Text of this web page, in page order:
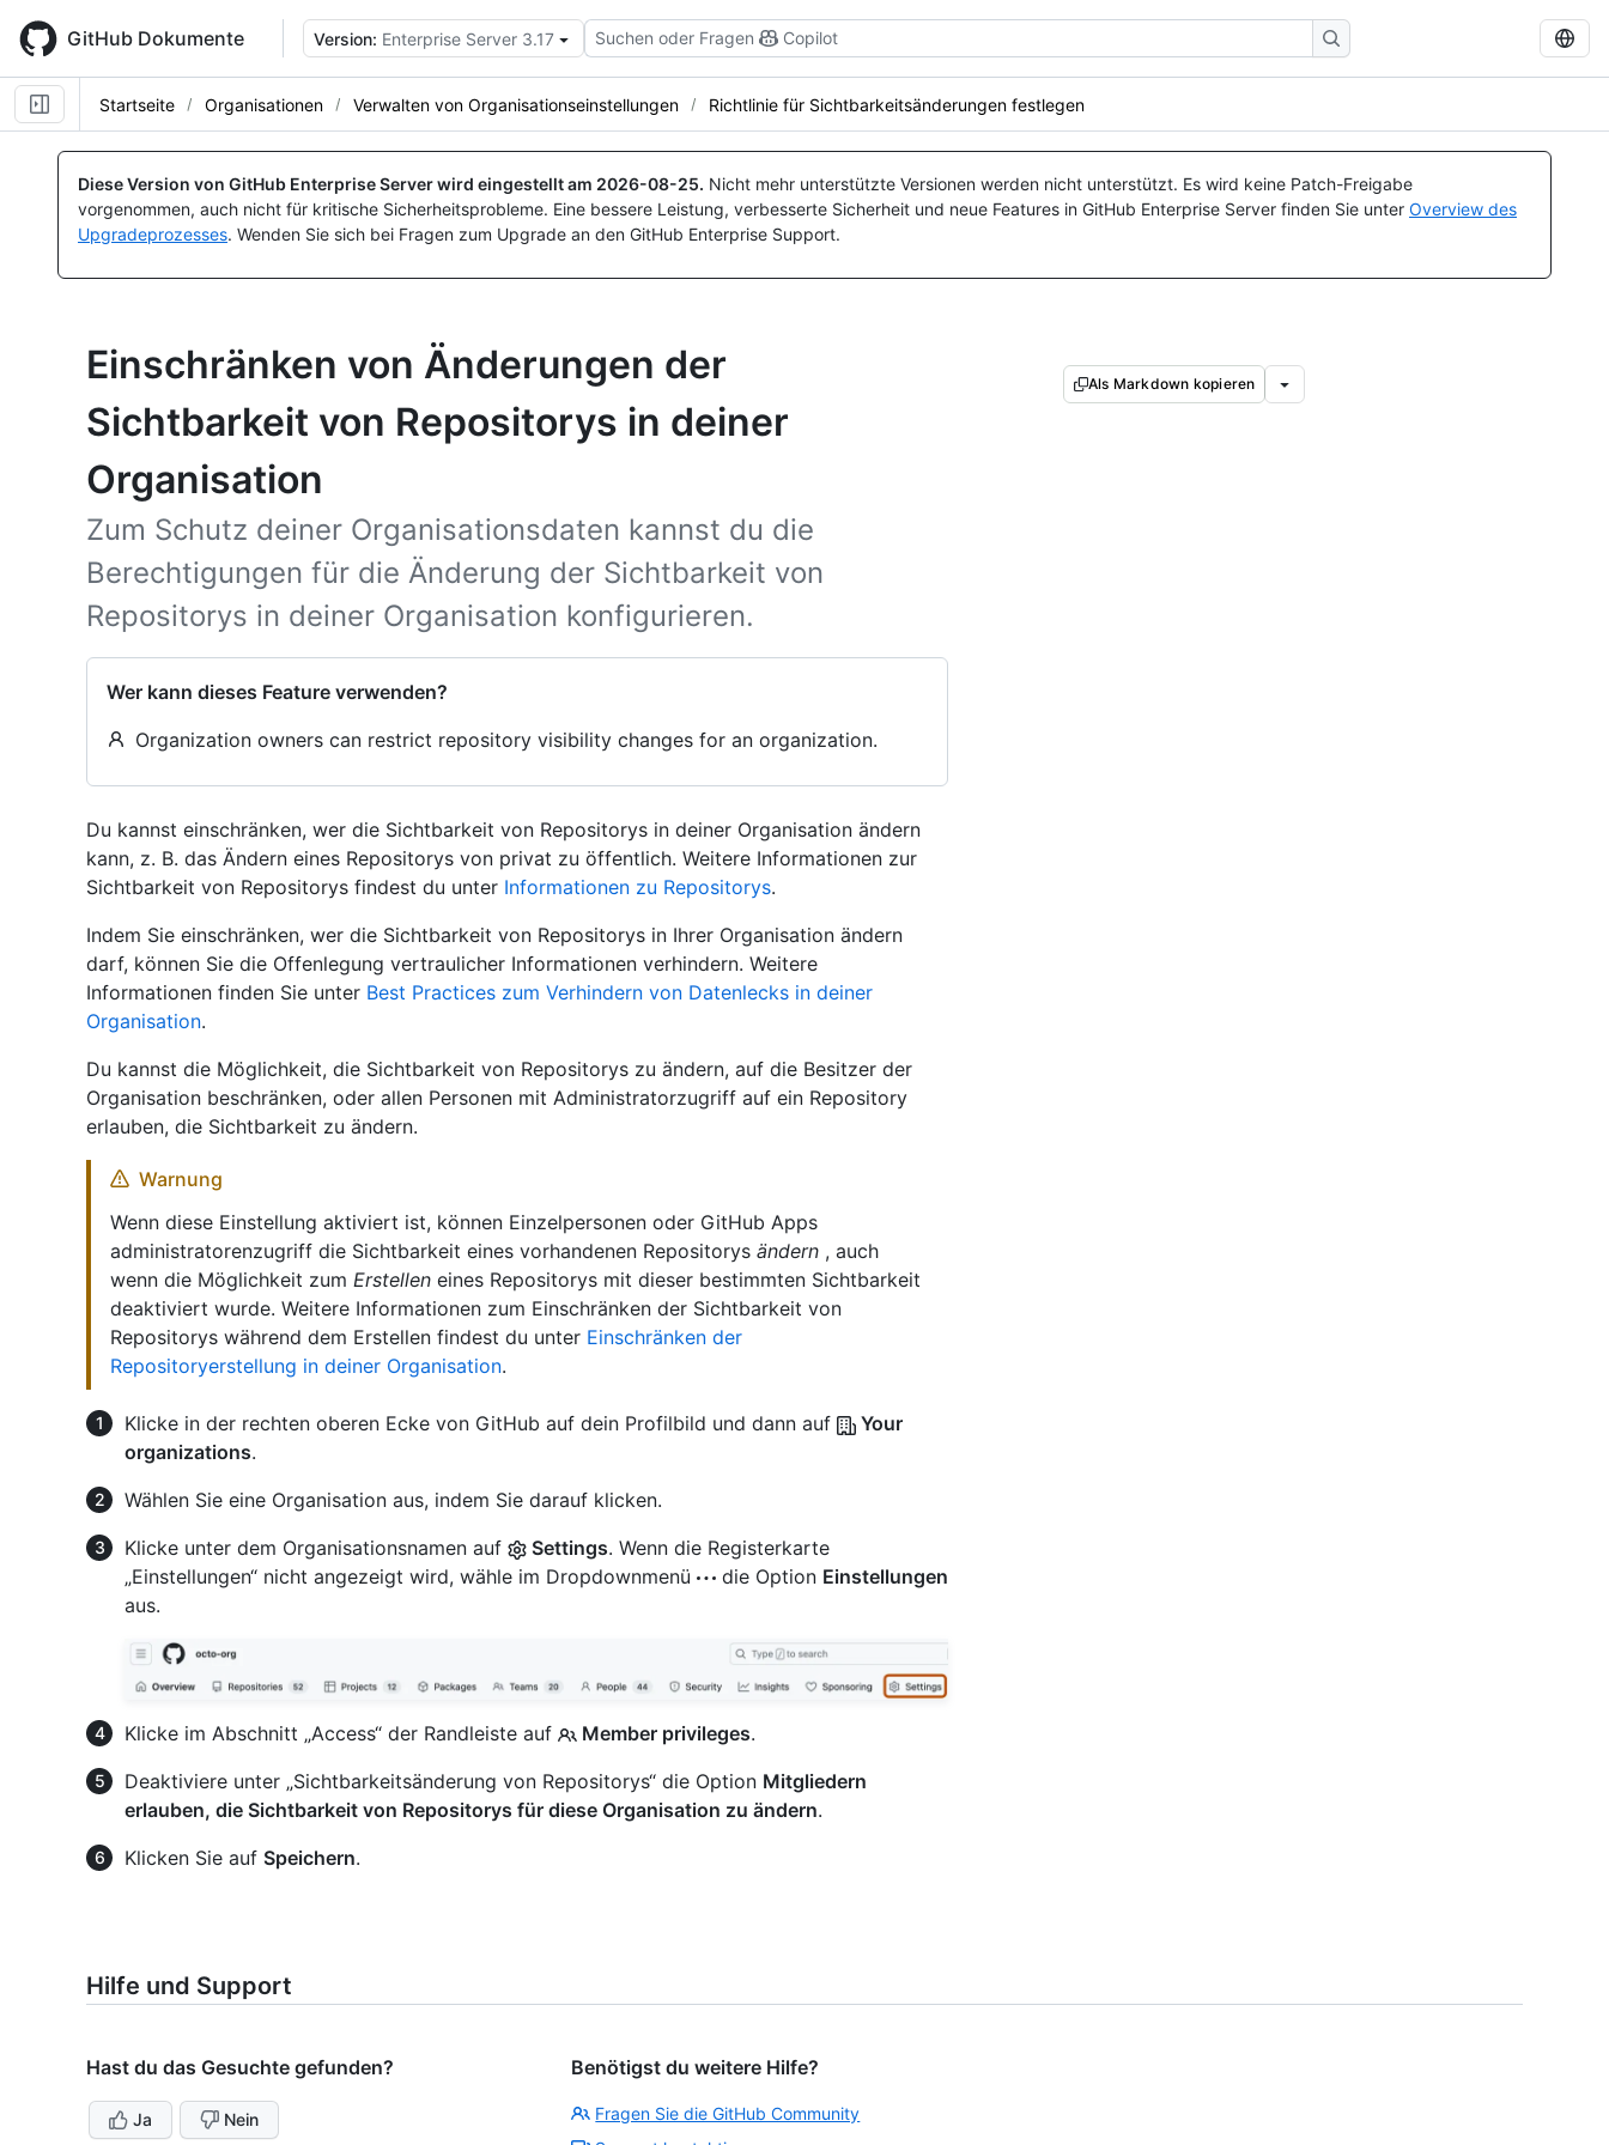
main
content
GitHub Dokumente Version: Enterprise Server 3.17 Suchen oder Fragen Copilot
Startseite Organisationen Verwalten von Organisationseinstellungen Richtlinie für Sichtbarkeitsänderungen festlegen
Diese Version von GitHub Enterprise Server wird eingestellt am 2026-08-25. Nicht mehr unterstützte Versionen werden nicht unterstützt. Es wird keine Patch-Freigabe
vorgenommen, auch nicht für kritische Sicherheitsprobleme. Eine bessere Leistung, verbesserte Sicherheit und neue Features in GitHub Enterprise Server finden Sie unter Overview des
Upgradeprozesses. Wenden Sie sich bei Fragen zum Upgrade an den GitHub Enterprise Support.
Einschränken von Änderungen der
Sichtbarkeit von Repositorys in deiner
Organisation
Zum Schutz deiner Organisationsdaten kannst du die
Berechtigungen für die Änderung der Sichtbarkeit von
Repositorys in deiner Organisation konfigurieren.
Wer kann dieses Feature verwenden?
Organization owners can restrict repository visibility changes for an organization.
Als Markdown kopieren
Du kannst einschränken, wer die Sichtbarkeit von Repositorys in deiner Organisation ändern
kann, z. B. das Ändern eines Repositorys von privat zu öffentlich. Weitere Informationen zur
Sichtbarkeit von Repositorys findest du unter Informationen zu Repositorys.
Indem Sie einschränken, wer die Sichtbarkeit von Repositorys in Ihrer Organisation ändern
darf, können Sie die Offenlegung vertraulicher Informationen verhindern. Weitere
Informationen finden Sie unter Best Practices zum Verhindern von Datenlecks in deiner
Organisation.
Du kannst die Möglichkeit, die Sichtbarkeit von Repositorys zu ändern, auf die Besitzer der
Organisation beschränken, oder allen Personen mit Administratorzugriff auf ein Repository
erlauben, die Sichtbarkeit zu ändern.
Warnung
Wenn diese Einstellung aktiviert ist, können Einzelpersonen oder GitHub Apps
administratorenzugriff die Sichtbarkeit eines vorhandenen Repositorys ändern , auch
wenn die Möglichkeit zum Erstellen eines Repositorys mit dieser bestimmten Sichtbarkeit
deaktiviert wurde. Weitere Informationen zum Einschränken der Sichtbarkeit von
Repositorys während dem Erstellen findest du unter Einschränken der
Repositoryerstellung in deiner Organisation.
Klicke in der rechten oberen Ecke von GitHub auf dein Profilbild und dann auf
Your
organizations.
Wählen Sie eine Organisation aus, indem Sie darauf klicken.
Klicke unter dem Organisationsnamen auf
Settings. Wenn die Registerkarte
„Einstellungen“ nicht angezeigt wird, wähle im Dropdownmenü
die Option Einstellungen
aus.
Klicke im Abschnitt „Access“ der Randleiste auf Member privileges.
Deaktiviere unter „Sichtbarkeitsänderung von Repositorys“ die Option Mitgliedern
erlauben, die Sichtbarkeit von Repositorys für diese Organisation zu ändern.
Klicken Sie auf Speichern.
Hilfe und Support
Hast du das Gesuchte gefunden?
Ja Nein
Benötigst du weitere Hilfe?
Fragen Sie die GitHub Community